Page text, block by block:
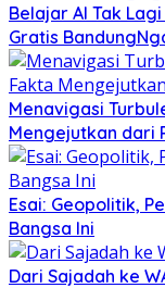
Belajar AI Tak
Gratis
Menavigasi
Mengejutkan dari
Esai: Geopolitik,
Bangsa Ini
Dari Sajadah ke